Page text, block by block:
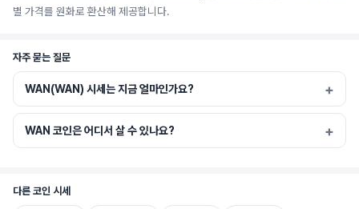
별 가격를 원화로 환산해 제공합니다.
자주 묻는 질문
WAN(WAN) 시세는 지금 얼마인가요?
WAN 코인은 어디서 살 수 있나요?
다른 코인 시세